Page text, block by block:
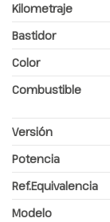
Kilometraje
Bastidor
Color
Combustible
Versión
Potencia
Ref.Equivalencia
Modelo